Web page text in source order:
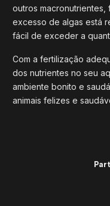
outros macronutrientes,
excesso de algas está
fácil de exceder a
Com a fertilização
dos nutrientes no seu
ambiente bonito e
animais felizes e